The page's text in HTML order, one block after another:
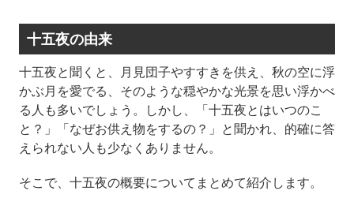
十五夜の由来
十五夜と聞くと、月見団子やすすきを供え、秋の空に浮
かぶ月を愛でる、そのような穏やかな光景を思い浮かべ
る人も多いでしょう。しかし、「十五夜とはいつのこ
と？」「なぜお供え物をするの？」と聞かれ、的確に答
えられない人も少なくありません。
そこで、十五夜の概要についてまとめて紹介します。